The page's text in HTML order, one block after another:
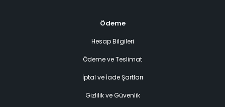
Ödeme
Hesap Bilgileri
Ödeme ve Teslimat
İptal ve İade Şartları
Gizlilik ve Güvenlik